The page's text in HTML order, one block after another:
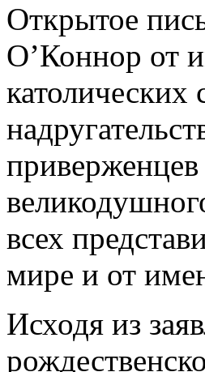
Открытое
О’Коннор от
католических
приверженцев
всех
мире и от
Исходя из